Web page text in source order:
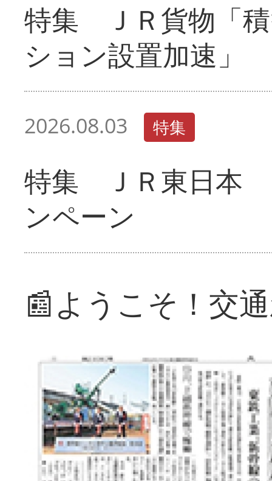
特集 ＪＲ貨物「
ション設置加速」
2026.08.03 特集
特集 ＪＲ東日本
ンペーン
📰ようこそ！交